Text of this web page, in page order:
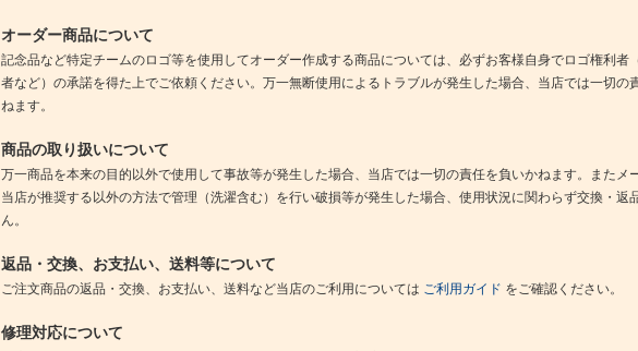
オーダー商品について
記念品など特定チームのロゴ等を使用してオーダー作成する商品については、必ずお客様自身でロゴ権利者
者など）の承諾を得た上でご依頼ください。万一無断使用によるトラブルが発生した場合、当店では一切の
ねます。
商品の取り扱いについて
万一商品を本来の目的以外で使用して事故等が発生した場合、当店では一切の責任を負いかねます。またメ
当店が推奨する以外の方法で管理（洗濯含む）を行い破損等が発生した場合、使用状況に関わらず交換・返
ん。
返品・交換、お支払い、送料等について
ご注文商品の返品・交換、お支払い、送料など当店のご利用については ご利用ガイド をご確認ください。
修理対応について